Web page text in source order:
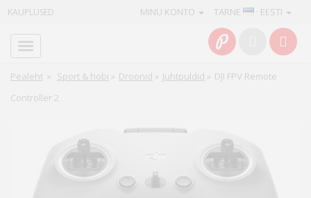
KAUPLUSED TARNE · EESTI
MINU KONTO
Pealeht » Sport & hobi » Droonid » Juhtpuldid » DJI FPV Remote
Controller 2
Info
Teenused
Fotokaubad